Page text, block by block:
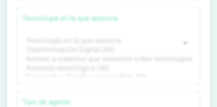
Tecnología en la que asesora
Tipo de agente